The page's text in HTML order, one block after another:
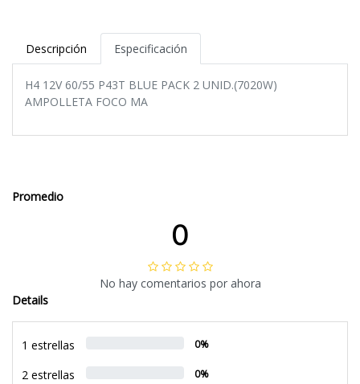
Descripción Especificación
H4 12V 60/55 P43T BLUE PACK 2 UNID.(7020W)
AMPOLLETA FOCO MA
Promedio
0
No hay comentarios por ahora
Details
1 estrellas 0%
2 estrellas 0%